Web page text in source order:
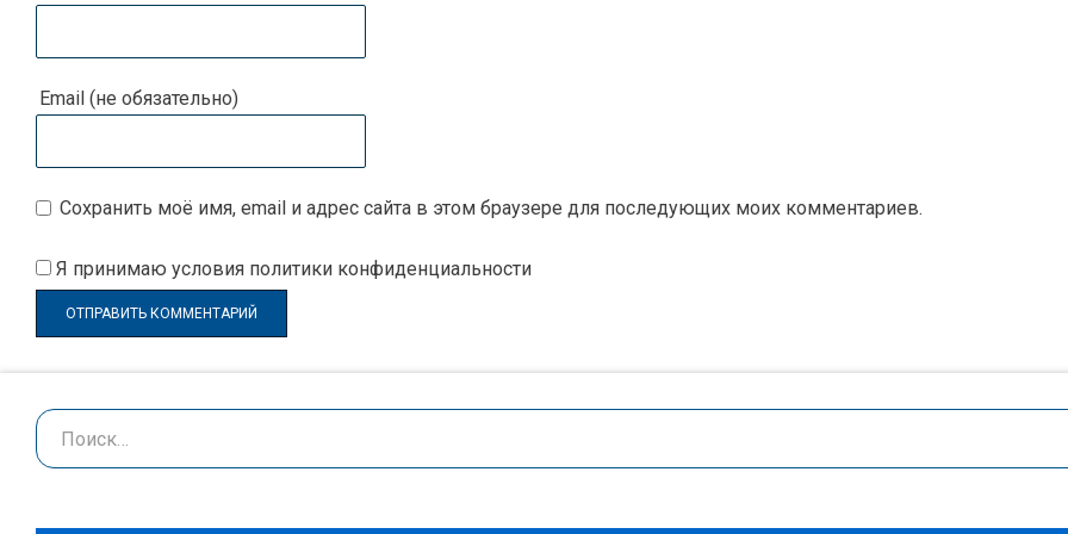
Email (не обязательно)
Сохранить моё имя, email и адрес сайта в этом браузере для последующих моих комментариев.
Я принимаю условия политики конфиденциальности
Поиск